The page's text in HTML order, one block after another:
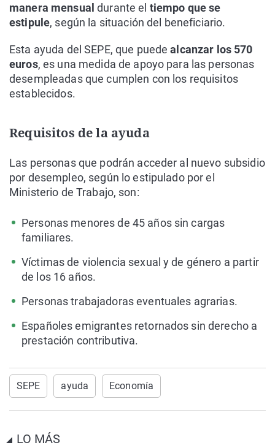
manera mensualdurante el tiempo que se
estipule, según la situación del beneficiario.
Esta ayuda del SEPE, que puedealcanzar los 570
euros, es una medida de apoyo para las personas
desempleadas que cumplen con los requisitos
establecidos.
Requisitos de la ayuda
Las personas que podrán acceder al nuevo subsidio
por desempleo, según lo estipulado por el
Ministerio de Trabajo, son:
Personas menores de 45 años sin cargas
familiares.
Víctimas de violencia sexual y de género a partir
de los 16 años.
Personas trabajadoras eventuales agrarias.
Españoles emigrantes retornados sin derecho a
prestación contributiva.
SEPE ayuda Economía
LO MÁS